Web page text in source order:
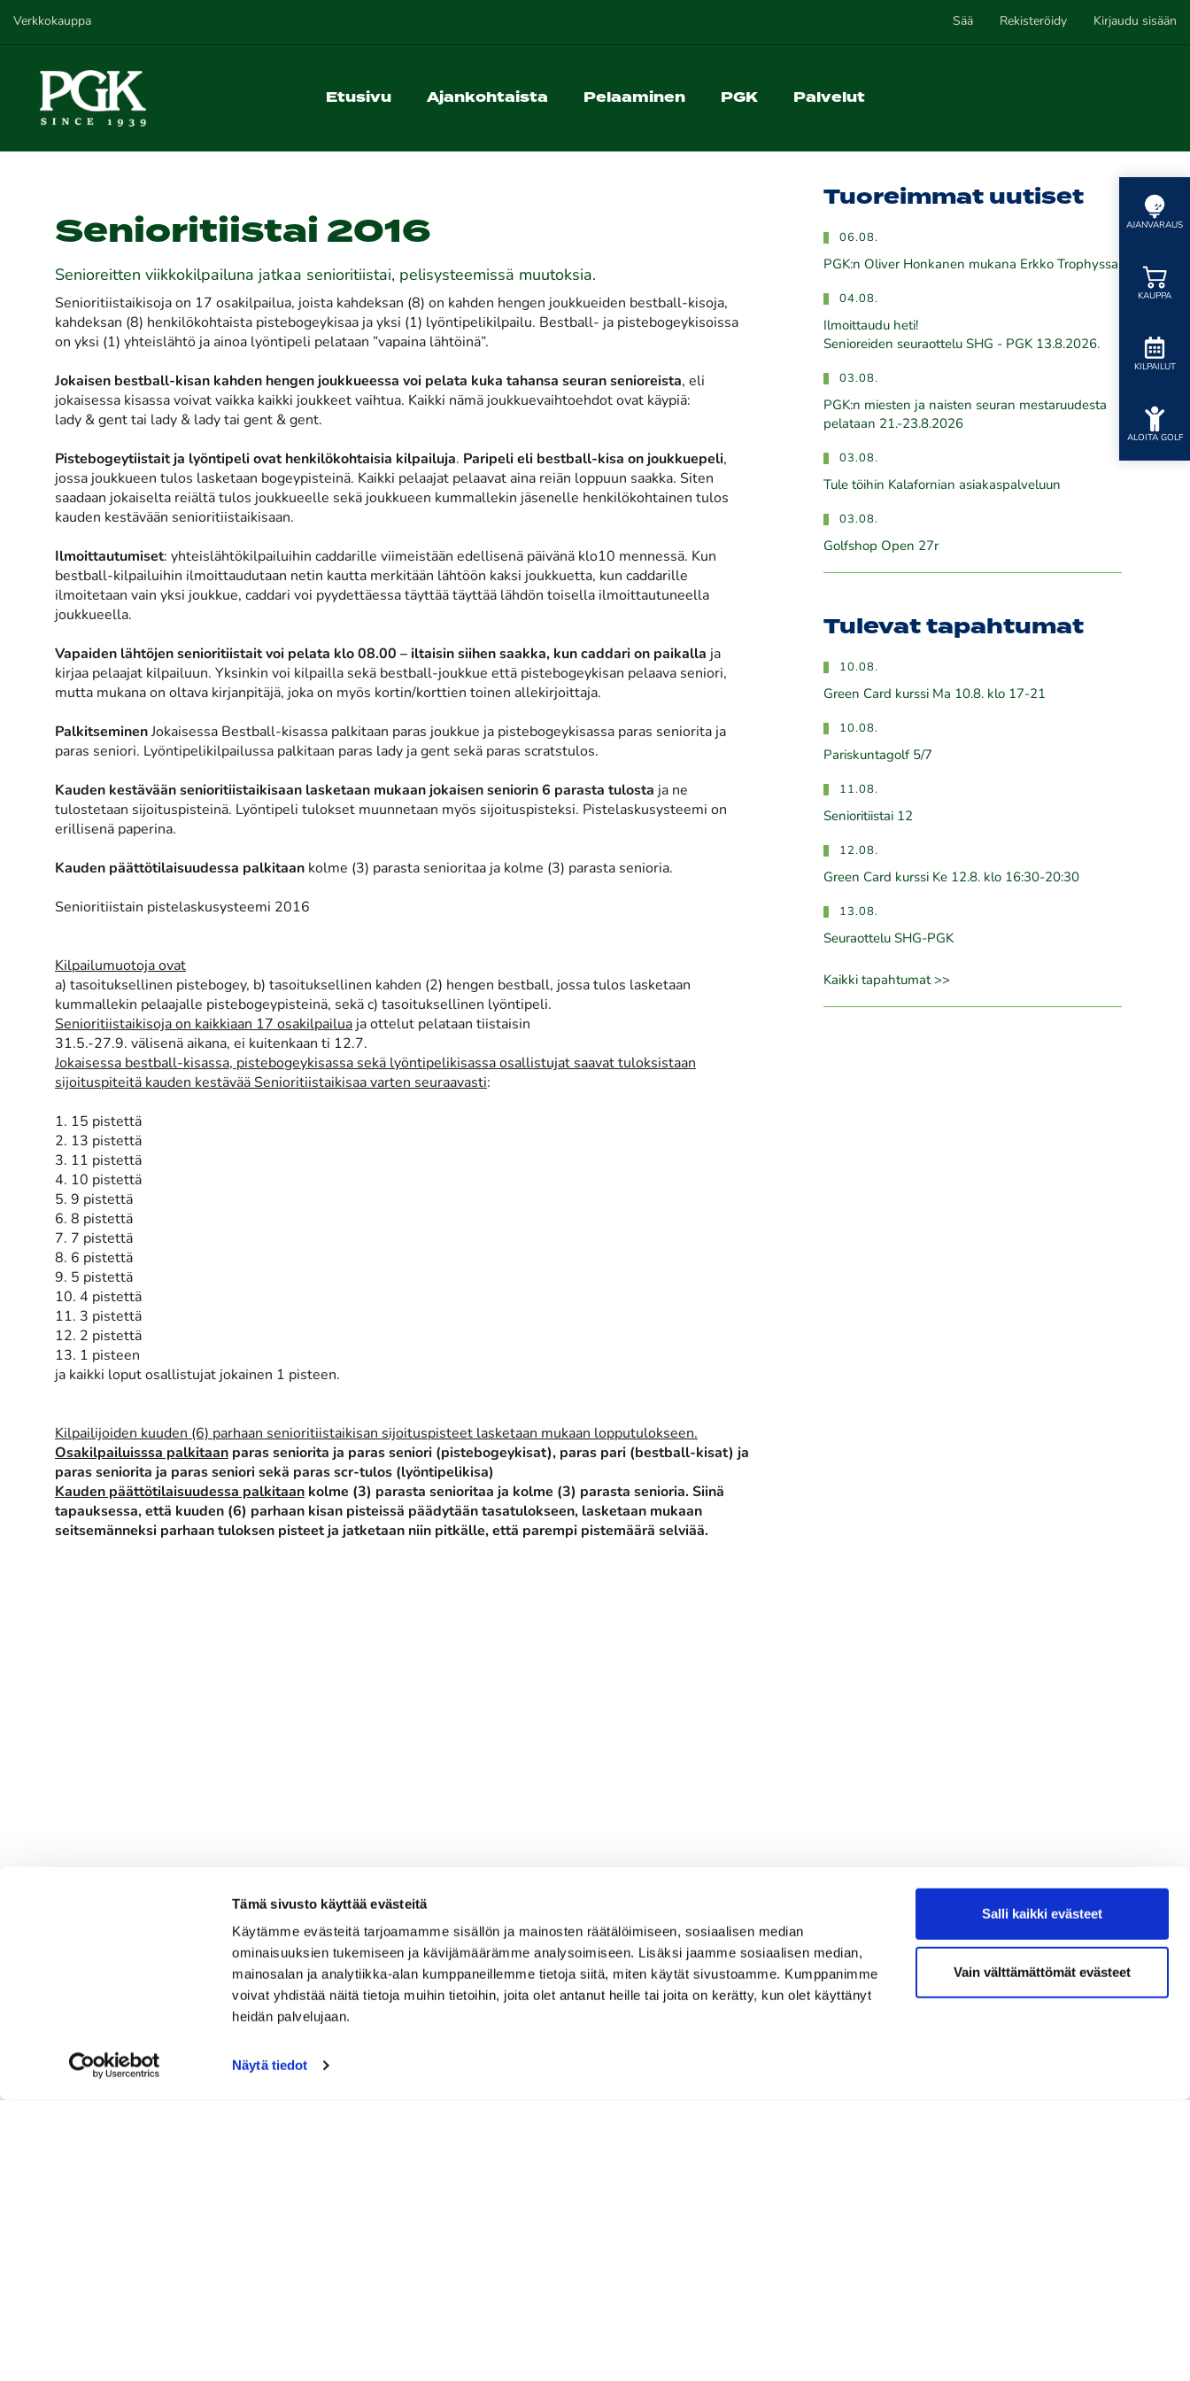
Tämä sivusto käyttää evästeitä
Käytämme evästeitä tarjoamamme sisällön ja mainosten räätälöimiseen, sosiaalisen median
ominaisuuksien tukemiseen ja kävijämäärämme analysoimiseen. Lisäksi jaamme sosiaalisen median,
mainosalan ja analytiikka-alan kumppaneillemme tietoja siitä, miten käytät sivustoamme. Kumppanimme
voivat yhdistää näitä tietoja muihin tietoihin, joita olet antanut heille tai joita on kerätty, kun olet käyttänyt
heidän palvelujaan.
Näytä tiedot
Salli kaikki evästeet
Vain välttämättömät evästeet
Verkkokauppa Sää Rekisteröidy Kirjaudu sisään
Etusivu Ajankohtaista Pelaaminen PGK Palvelut
AJANVARAUS
KAUPPA
KILPAILUT
ALOITA GOLF
Senioritiistai 2016
Senioreitten viikkokilpailuna jatkaa senioritiistai, pelisysteemissä muutoksia.
Senioritiistaikisoja on 17 osakilpailua, joista kahdeksan (8) on kahden hengen joukkueiden bestball-kisoja,
kahdeksan (8) henkilökohtaista pistebogeykisaa ja yksi (1) lyöntipelikilpailu. Bestball- ja pistebogeykisoissa
on yksi (1) yhteislähtö ja ainoa lyöntipeli pelataan ”vapaina lähtöinä”.
Jokaisen bestball-kisan kahden hengen joukkueessa voi pelata kuka tahansa seuran senioreista, eli
jokaisessa kisassa voivat vaikka kaikki joukkeet vaihtua. Kaikki nämä joukkuevaihtoehdot ovat käypiä:
lady & gent tai lady & lady tai gent & gent.
Pistebogeytiistait ja lyöntipeli ovat henkilökohtaisia kilpailuja. Paripeli eli bestball-kisa on joukkuepeli,
jossa joukkueen tulos lasketaan bogeypisteinä. Kaikki pelaajat pelaavat aina reiän loppuun saakka. Siten
saadaan jokaiselta reiältä tulos joukkueelle sekä joukkueen kummallekin jäsenelle henkilökohtainen tulos
kauden kestävään senioritiistaikisaan.
Ilmoittautumiset: yhteislähtökilpailuihin caddarille viimeistään edellisenä päivänä klo10 mennessä. Kun
bestball-kilpailuihin ilmoittaudutaan netin kautta merkitään lähtöön kaksi joukkuetta, kun caddarille
ilmoitetaan vain yksi joukkue, caddari voi pyydettäessa täyttää täyttää lähdön toisella ilmoittautuneella
joukkueella.
Vapaiden lähtöjen senioritiistait voi pelata klo 08.00 – iltaisin siihen saakka, kun caddari on paikalla ja
kirjaa pelaajat kilpailuun. Yksinkin voi kilpailla sekä bestball-joukkue että pistebogeykisan pelaava seniori,
mutta mukana on oltava kirjanpitäjä, joka on myös kortin/korttien toinen allekirjoittaja.
Palkitseminen Jokaisessa Bestball-kisassa palkitaan paras joukkue ja pistebogeykisassa paras seniorita ja
paras seniori. Lyöntipelikilpailussa palkitaan paras lady ja gent sekä paras scratstulos.
Kauden kestävään senioritiistaikisaan lasketaan mukaan jokaisen seniorin 6 parasta tulosta ja ne
tulostetaan sijoituspisteinä. Lyöntipeli tulokset muunnetaan myös sijoituspisteksi. Pistelaskusysteemi on
erillisenä paperina.
Kauden päättötilaisuudessa palkitaan kolme (3) parasta senioritaa ja kolme (3) parasta senioria.
Senioritiistain pistelaskusysteemi 2016
Kilpailumuotoja ovat
a) tasoituksellinen pistebogey, b) tasoituksellinen kahden (2) hengen bestball, jossa tulos lasketaan
kummallekin pelaajalle pistebogeypisteinä, sekä c) tasoituksellinen lyöntipeli.
Senioritiistaikisoja on kaikkiaan 17 osakilpailua ja ottelut pelataan tiistaisin
31.5.-27.9. välisenä aikana, ei kuitenkaan ti 12.7.
Jokaisessa bestball-kisassa, pistebogeykisassa sekä lyöntipelikisassa osallistujat saavat tuloksistaan
sijoituspiteitä kauden kestävää Senioritiistaikisaa varten seuraavasti:
1. 15 pistettä
2. 13 pistettä
3. 11 pistettä
4. 10 pistettä
5. 9 pistettä
6. 8 pistettä
7. 7 pistettä
8. 6 pistettä
9. 5 pistettä
10. 4 pistettä
11. 3 pistettä
12. 2 pistettä
13. 1 pisteen
ja kaikki loput osallistujat jokainen 1 pisteen.
Kilpailijoiden kuuden (6) parhaan senioritiistaikisan sijoituspisteet lasketaan mukaan lopputulokseen.
Osakilpailuisssa palkitaan paras seniorita ja paras seniori (pistebogeykisat), paras pari (bestball-kisat) ja
paras seniorita ja paras seniori sekä paras scr-tulos (lyöntipelikisa)
Kauden päättötilaisuudessa palkitaan kolme (3) parasta senioritaa ja kolme (3) parasta senioria. Siinä
tapauksessa, että kuuden (6) parhaan kisan pisteissä päädytään tasatulokseen, lasketaan mukaan
seitsemänneksi parhaan tuloksen pisteet ja jatketaan niin pitkälle, että parempi pistemäärä selviää.
Tuoreimmat uutiset
06.08.
PGK:n Oliver Honkanen mukana Erkko Trophyssa
04.08.
Ilmoittaudu heti!
​​​​​​​Senioreiden seuraottelu SHG - PGK 13.8.2026.
03.08.
PGK:n miesten ja naisten seuran mestaruudesta
pelataan 21.-23.8.2026
03.08.
Tule töihin Kalafornian asiakaspalveluun
03.08.
Golfshop Open 27r
Tulevat tapahtumat
10.08.
Green Card kurssi Ma 10.8. klo 17-21
10.08.
Pariskuntagolf 5/7
11.08.
Senioritiistai 12
12.08.
Green Card kurssi Ke 12.8. klo 16:30-20:30
13.08.
Seuraottelu SHG-PGK
Kaikki tapahtumat >>